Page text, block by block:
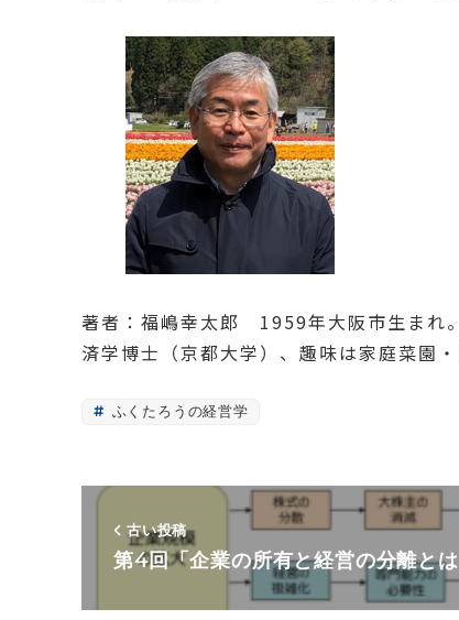
著者：福嶋幸太郎 1959年大阪市生まれ
済学博士（京都大学）、趣味は家庭菜園・
ふくたろうの経営学
古い投稿
第4回「企業の所有と経営の分離と